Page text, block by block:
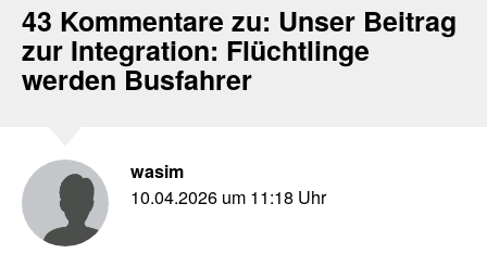
43 Kommentare zu: Unser Beitrag
zur Integration: Flüchtlinge
werden Busfahrer
wasim
10.04.2026 um 11:18 Uhr